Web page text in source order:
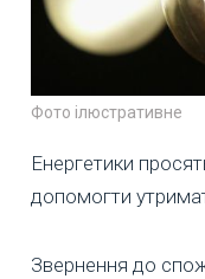
Фото ілюстративне
Енергетики
допомогти
Звернення до